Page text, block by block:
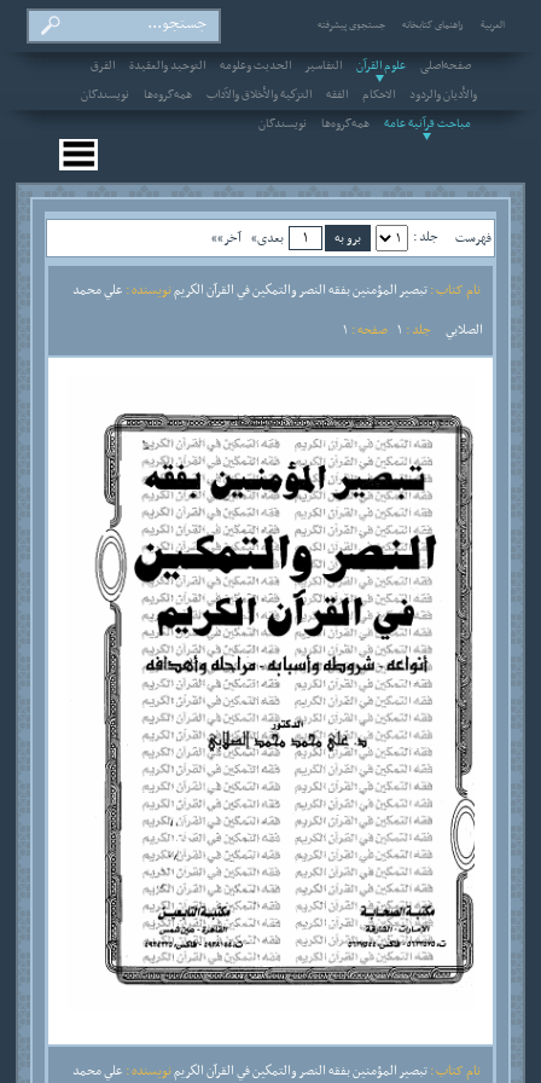
العربیة راهنمای کتابخانه جستجوی پیشرفته
صفحه‌اصلی علوم القرآن التفاسير الحديث وعلومه التوحيد والعقيدة
الفرق
والأديان والردود
الاحکام الفقه التزكية والأخلاق والآداب همه‌گروه‌ها
نویسندگان
مباحث قرآنية عامة
همه‌گروه‌ها نویسندگان
فهرست جلد : بعدی» آخر»»
نام کتاب :تبصير المؤمنين بفقه النصر والتمكين في القرآن الكريمنویسنده : علي محمد
الصلابي
جلد : صفحه :
نام کتاب :تبصير المؤمنين بفقه النصر والتمكين في القرآن الكريمنویسنده : علي محمد